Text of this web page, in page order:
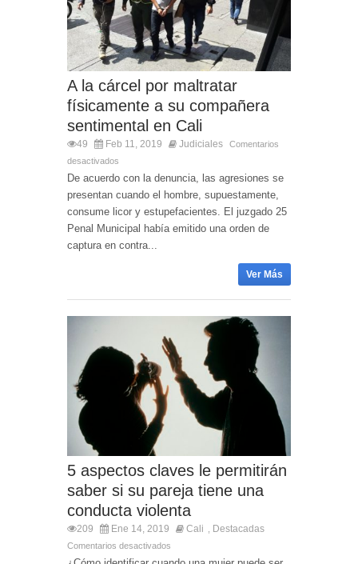
A la cárcel por maltratar
físicamente a su compañera
sentimental en Cali
49 Feb 11, 2019 Judiciales
Comentarios
desactivados
De acuerdo con la denuncia, las agresiones se
presentan cuando el hombre, supuestamente,
consume licor y estupefacientes. El juzgado 25
Penal Municipal había emitido una orden de
captura en contra...
Ver Más
5 aspectos claves le permitirán
saber si su pareja tiene una
conducta violenta
209 Ene 14, 2019 Cali , Destacadas
Comentarios desactivados